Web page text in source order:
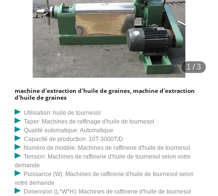
1 /3
machine d'extraction d'huile de graines, machine d'extraction
d'huile de graines
Utilisation: huile de tournesol
Taper: Machines de raffinage d'huile de tournesol
Qualité automatique: Automatique
Capacité de production: 10T-3000T/D
Numéro de modèle: Machines de raffinerie d'huile de tournesol
Tension: Machines de raffinerie d'huile de tournesol selon votre
demande
Puissance (W): Machines de raffinerie d'huile de tournesol selon
votre demande
Dimension (L*W*H): Machines de raffinerie d'huile de tournesol